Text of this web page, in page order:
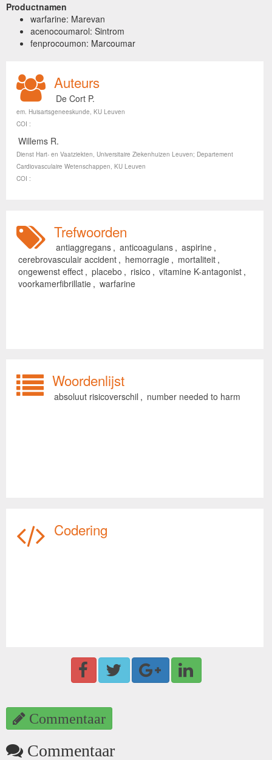
Productnamen
warfarine: Marevan
acenocoumarol: Sintrom
fenprocoumon: Marcoumar
Auteurs
De Cort P.
em. Huisartsgeneeskunde, KU Leuven
COI :
Willems R.
Dienst Hart- en Vaatziekten, Universitaire Ziekenhuizen Leuven; Departement
Cardiovasculaire Wetenschappen, KU Leuven
COI :
Trefwoorden
antiaggregans , anticoagulans , aspirine ,
cerebrovasculair accident , hemorragie , mortaliteit ,
ongewenst effect , placebo , risico , vitamine K-antagonist ,
voorkamerfibrillatie , warfarine
Woordenlijst
absoluut risicoverschil , number needed to harm
Codering
Commentaar
Commentaar